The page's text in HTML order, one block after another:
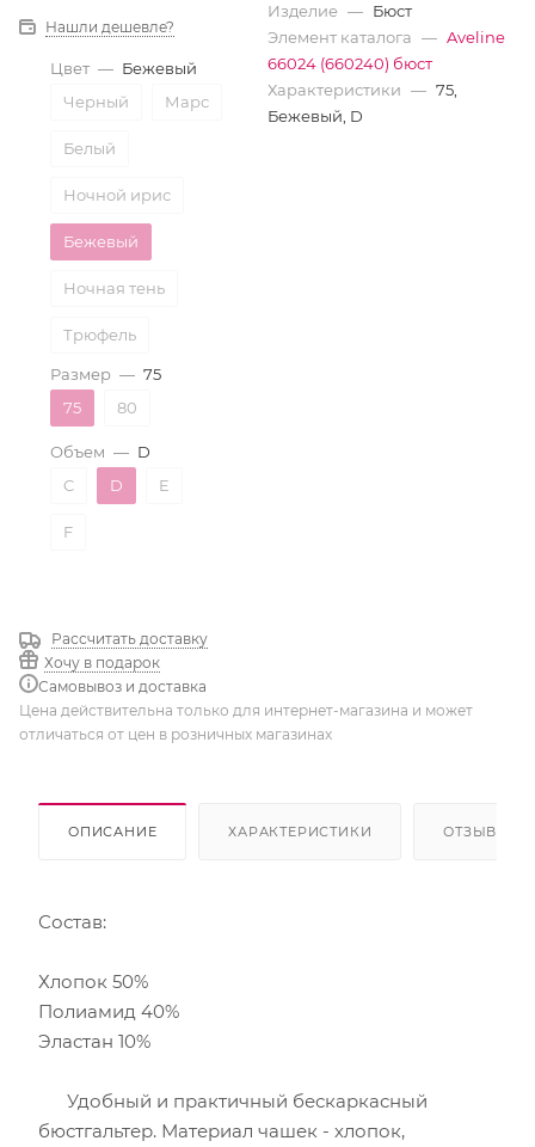
Нашли дешевле?
Цвет — Бежевый
Черный
Марс
Белый
Ночной ирис
Бежевый
Ночная тень
Трюфель
Размер — 75
75
80
Объем — D
C
D E
F
Рассчитать доставку
Хочу в подарок
Самовывоз и доставка
Изделие — Бюст
Элемент каталога — Aveline
66024 (660240) бюст
Характеристики — 75,
Бежевый, D
Цена действительна только для интернет-магазина и может
отличаться от цен в розничных магазинах
ОПИСАНИЕ ХАРАКТЕРИСТИКИ ОТЗЫВЫ
Состав:
Хлопок 50%
Полиамид 40%
Эластан 10%
Удобный и практичный бескаркасный
бюстгальтер. Материал чашек - хлопок,